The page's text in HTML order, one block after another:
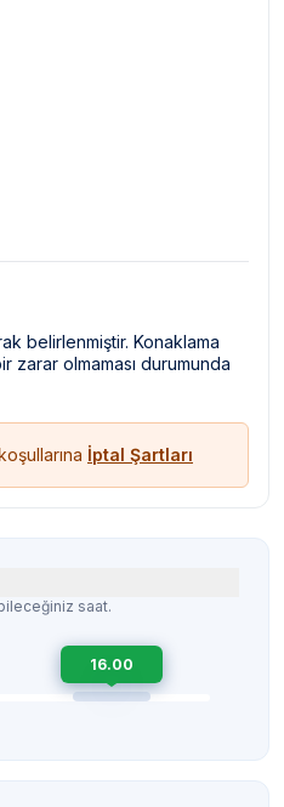
belirlenmiştir. Konaklama
zarar olmaması durumunda
İptal Şartları
saat.
16.00